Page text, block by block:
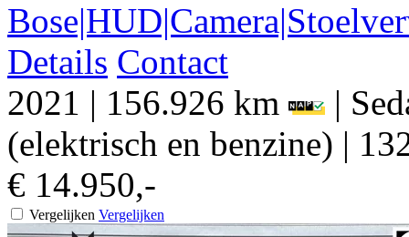
Details Contact
2021 | 156.926 km |
(elektrisch en benzine) |
€ 14.950,-
Vergelijken Vergelijken